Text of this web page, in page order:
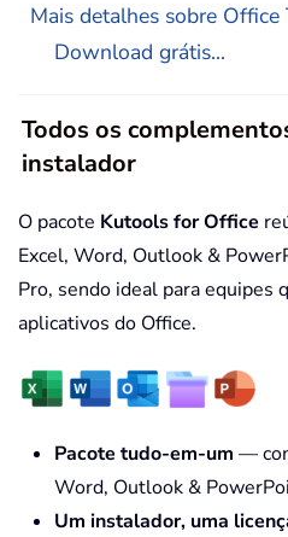
Mais detalhes sobre Office
Download grátis...
Todos os
instalador
O pacote Kutools for Office
Excel, Word, Outlook &
Pro, sendo ideal para equipes
aplicativos do Office.
Pacote tudo-em-um —
Word, Outlook &
Um instalador, uma